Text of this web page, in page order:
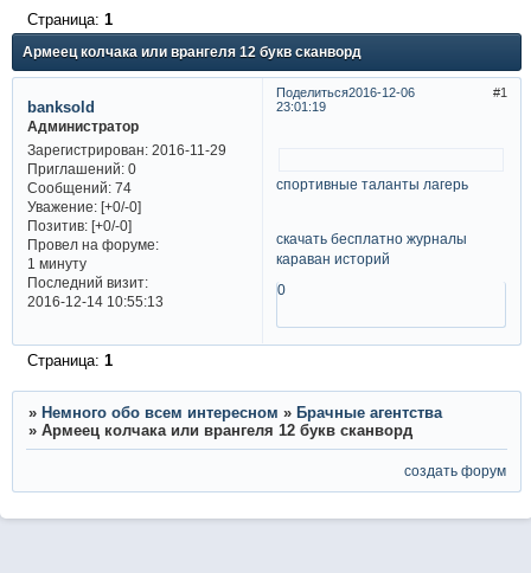
Армеец колчака или врангеля 12 букв сканворд
Страница: 1
Поделиться 1
2016-12-06
23:01:19
banksold
Администратор
Зарегистрирован: 2016-11-29
Приглашений:0
Сообщений:74
Уважение: [+0/-0]
Позитив: [+0/-0]
Провел на форуме:
1 минуту
Последний визит:
2016-12-14 10:55:13
спортивные таланты лагерь
скачать бесплатно журналы
караван историй
0
Страница: 1
» Немного обо всем интересном » Брачные агентства
» Армеец колчака или врангеля 12 букв сканворд
создать форум